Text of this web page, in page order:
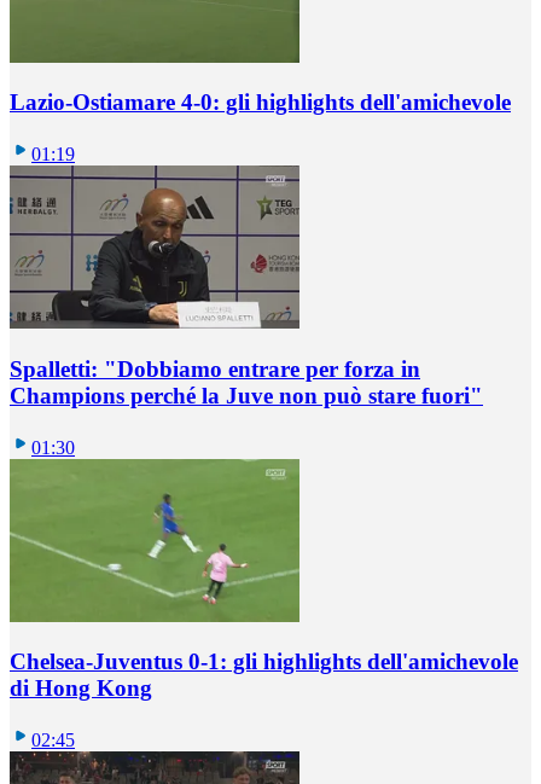
Lazio-Ostiamare 4-0: gli highlights dell'amichevole
01:19
Spalletti: "Dobbiamo entrare per forza in
Champions perché la Juve non può stare fuori"
01:30
Chelsea-Juventus 0-1: gli highlights dell'amichevole
di Hong Kong
02:45